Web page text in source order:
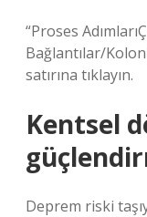
“Proses
Bağlantılar/
satırına tıklayın.
Kentsel
Deprem riski